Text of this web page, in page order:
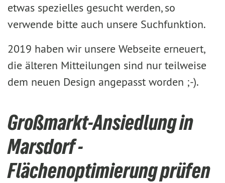
etwas spezielles gesucht werden, so
verwende bitte auch unsere Suchfunktion.
2019 haben wir unsere Webseite erneuert,
die älteren Mitteilungen sind nur teilweise
dem neuen Design angepasst worden ;-).
Großmarkt-Ansiedlung in
Marsdorf -
Flächenoptimierung prüfen